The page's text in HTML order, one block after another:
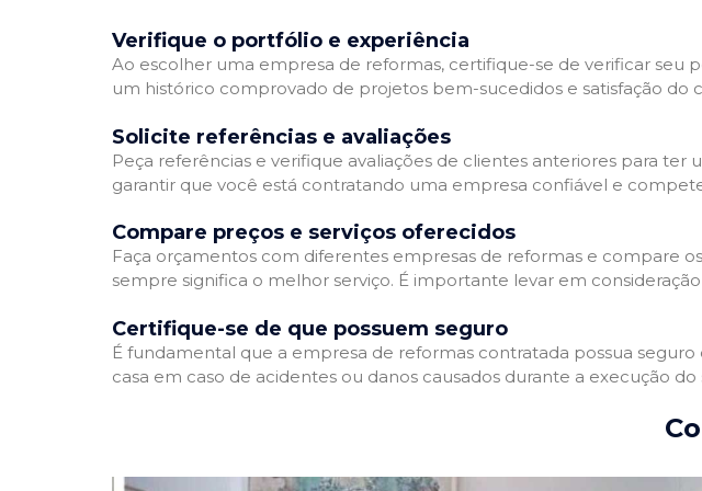
Verifique o portfólio e experiência
Ao escolher uma empresa de reformas, certifique-se de verificar seu
um histórico comprovado de projetos bem-sucedidos e satisfação do
Solicite referências e avaliações
Peça referências e verifique avaliações de clientes anteriores para
garantir que você está contratando uma empresa confiável e
Compare preços e serviços oferecidos
Faça orçamentos com diferentes empresas de reformas e compare
sempre significa o melhor serviço. É importante levar em
Certifique-se de que possuem seguro
É fundamental que a empresa de reformas contratada possua
casa em caso de acidentes ou danos causados durante a execução do